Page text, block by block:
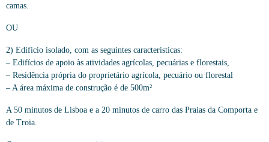
camas.
OU
2) Edifício isolado, com as seguintes características:
– Edifícios de apoio às atividades agrícolas, pecuárias e florestais,
– Residência própria do proprietário agrícola, pecuário ou florestal
– A área máxima de construção é de 500m²
A 50 minutos de Lisboa e a 20 minutos de carro das Praias da Comporta e
de Troia.